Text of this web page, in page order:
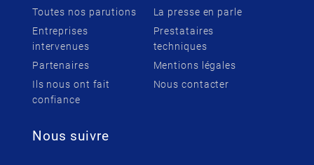
Toutes nos parutions
Entreprises
intervenues
Partenaires
Ils nous ont fait
confiance
La presse en parle
Prestataires
techniques
Mentions légales
Nous contacter
Nous suivre